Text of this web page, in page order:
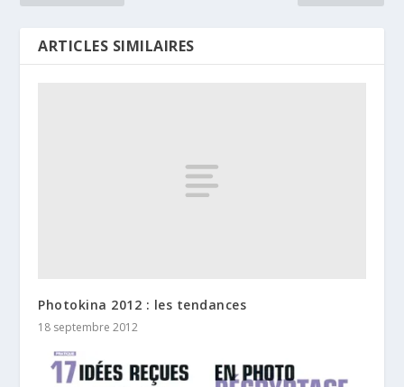
ARTICLES SIMILAIRES
Photokina 2012 : les tendances
18 septembre 2012